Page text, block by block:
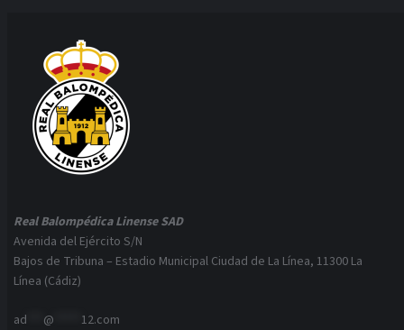
Real Balompédica Linense SAD
Avenida del Ejército S/N
Bajos de Tribuna – Estadio Municipal Ciudad de La Línea, 11300 La
Línea (Cádiz)
ad @ 12.com